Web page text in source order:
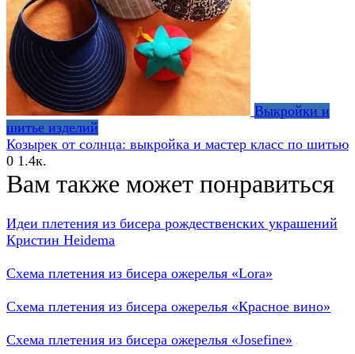
Выкройки и
шитье изделий
Козырек от солнца: выкройка и мастер класс по шитью
0 1.4к.
Вам также может понравиться
Идеи плетения из бисера рождественских украшений
Кристин Heidema
Схема плетения из бисера ожерелья «Lora»
Схема плетения из бисера ожерелья «Красное вино»
Схема плетения из бисера ожерелья «Josefine»